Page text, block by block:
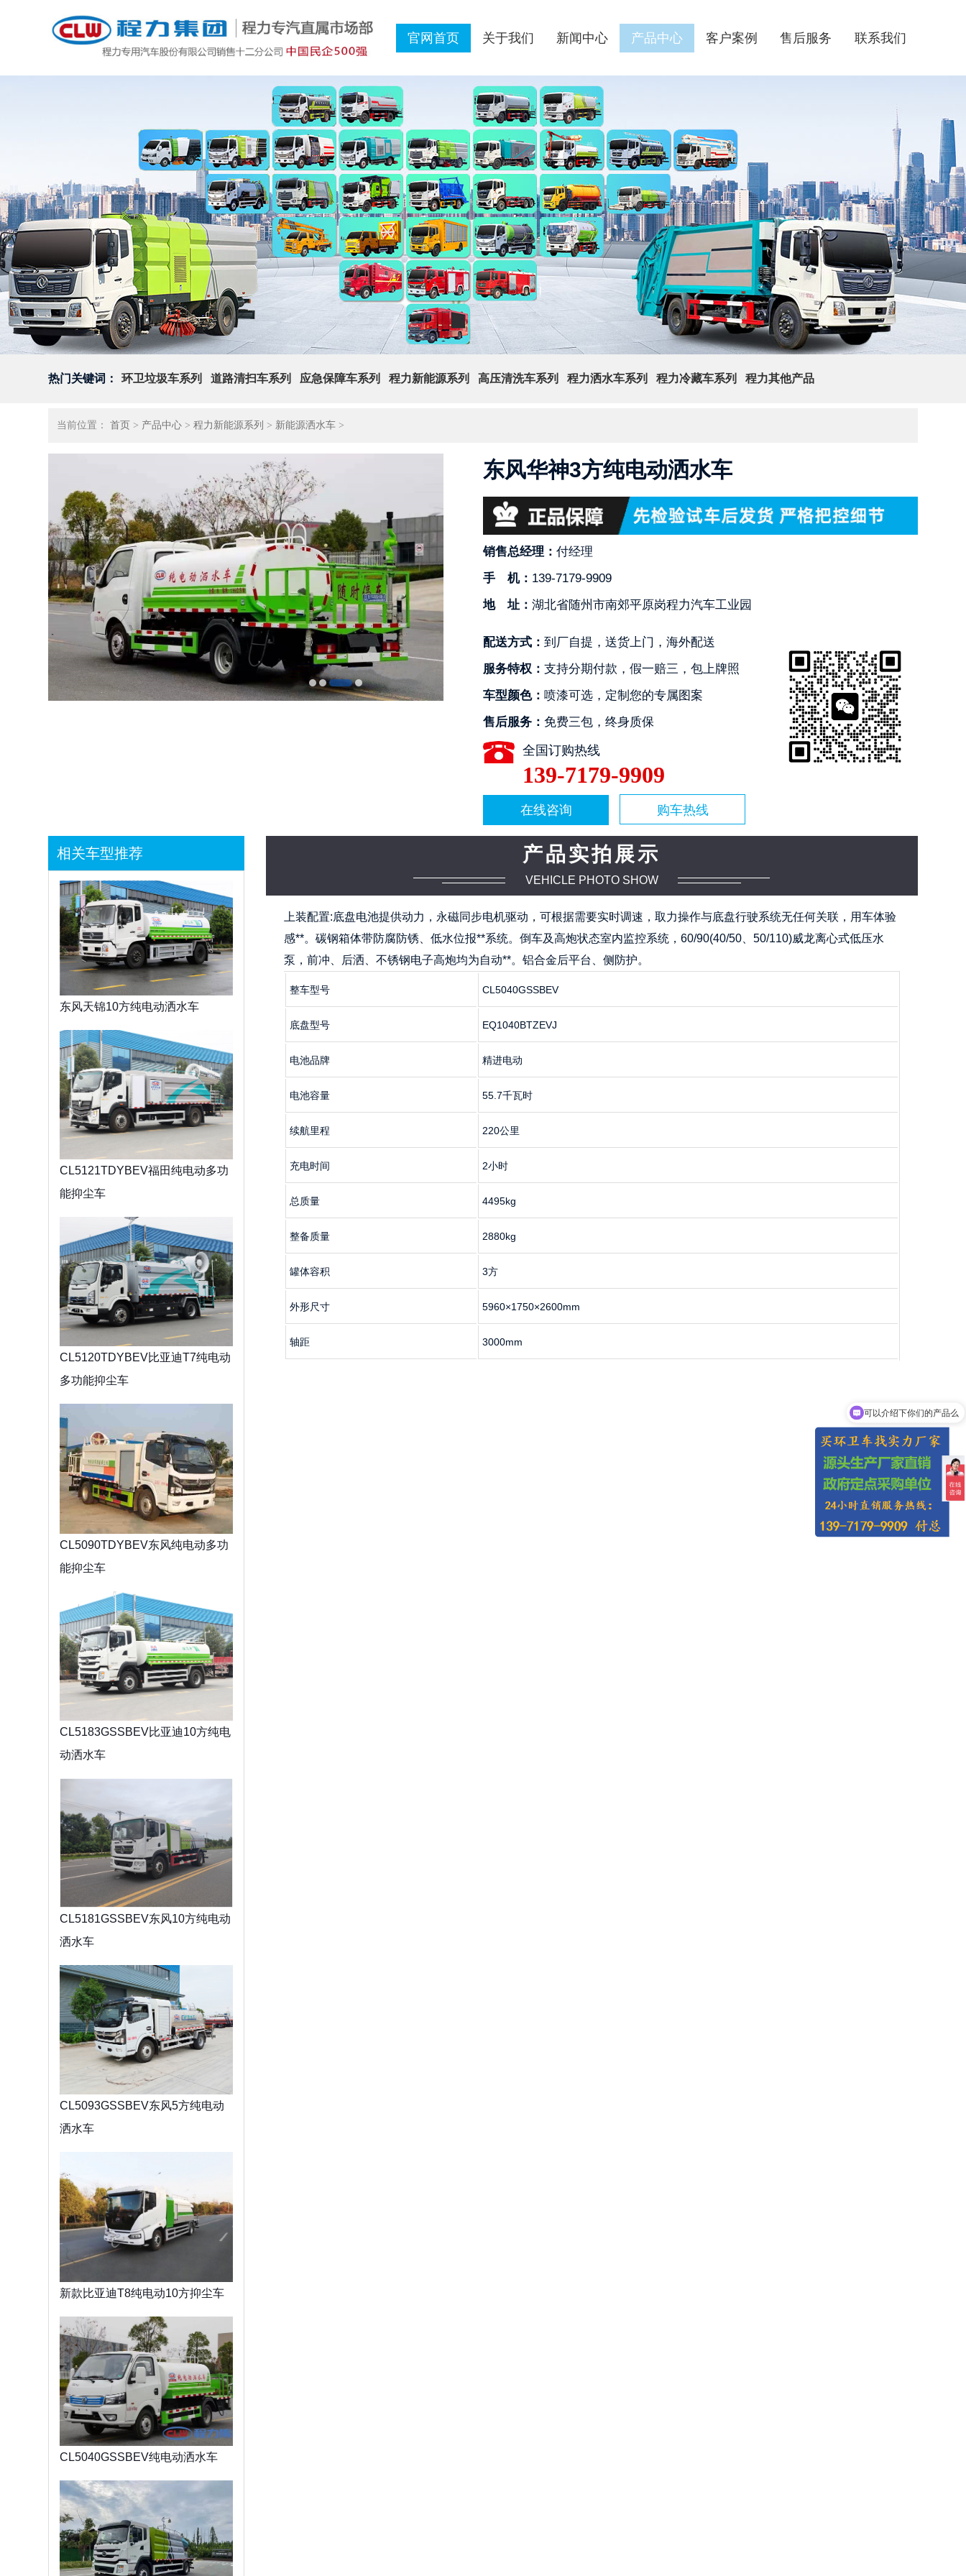
官网首页 关于我们 新闻中心 产品中心 客户案例 售后服务 联系我们
热门关键词： 环卫垃圾车系列 道路清扫车系列 应急保障车系列 程力新能源系列 高压清洗车系列 程力洒水车系列 程力冷藏车系列 程力其他产品
当前位置：首页 > 产品中心 >程力新能源系列 > 新能源洒水车 >
东风华神3方纯电动洒水车
销售总经理： 付经理
手 机： 139-7179-9909
地 址： 湖北省随州市南郊平原岗程力汽车工业园
配送方式： 到厂自提，送货上门，海外配送
服务特权： 支持分期付款，假一赔三，包上牌照
车型颜色： 喷漆可选，定制您的专属图案
售后服务： 免费三包，终身质保
在线咨询 购车热线
全国订购热线
139-7179-9909
相关车型推荐
东风天锦10方纯电动洒水车
CL5121TDYBEV福田纯电动多功
能抑尘车
CL5120TDYBEV比亚迪T7纯电动
多功能抑尘车
CL5090TDYBEV东风纯电动多功
能抑尘车
CL5183GSSBEV比亚迪10方纯电
动洒水车
CL5181GSSBEV东风10方纯电动
洒水车
CL5093GSSBEV东风5方纯电动
洒水车
新款比亚迪T8纯电动10方抑尘车
CL5040GSSBEV纯电动洒水车
产品实拍展示
VEHICLE PHOTO SHOW
上装配置:底盘电池提供动力，永磁同步电机驱动，可根据需要实时调速，取力操作与底盘行驶系统无任何关联，用车体验
感**。碳钢箱体带防腐防锈、低水位报**系统。倒车及高炮状态室内监控系统，60/90(40/50、50/110)威龙离心式低压水
泵，前冲、后洒、不锈钢电子高炮均为自动**。铝合金后平台、侧防护。
整车型号 CL5040GSSBEV
底盘型号 EQ1040BTZEVJ
电池品牌 精进电动
电池容量 55.7千瓦时
续航里程 220公里
充电时间 2小时
总质量 4495kg
整备质量 2880kg
罐体容积 3方
外形尺寸 5960×1750×2600mm
轴距 3000mm
可以介绍下你们的产品么